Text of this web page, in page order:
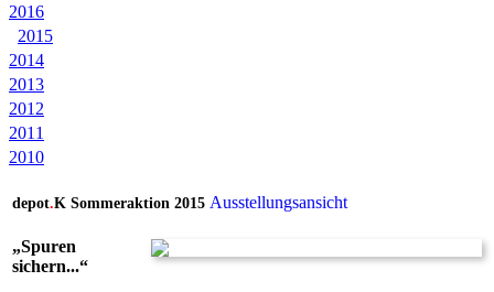
2016
2015
2014
2013
2012
2011
2010
depot.K Sommeraktion 2015 Ausstellungsansicht
„Spuren
sichern...“